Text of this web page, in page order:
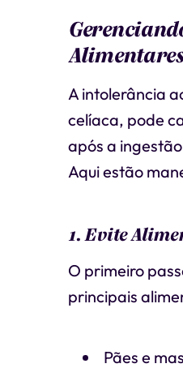
Alimentares
A intolerância
celíaca, pode
após a
Aqui estão
1. Evite
O primeiro
principais
Pães e